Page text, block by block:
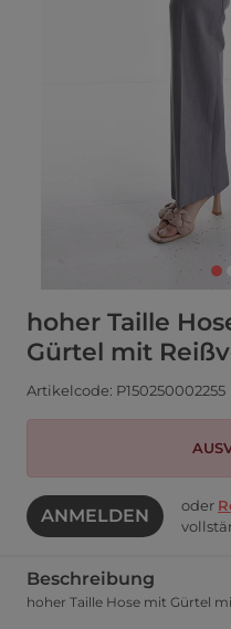
hoher Taille
Gürtel mit
Artikelcode: P150250002255
ANMELDEN oder
Beschreibung
hoher Taille Hose mit Gürtel